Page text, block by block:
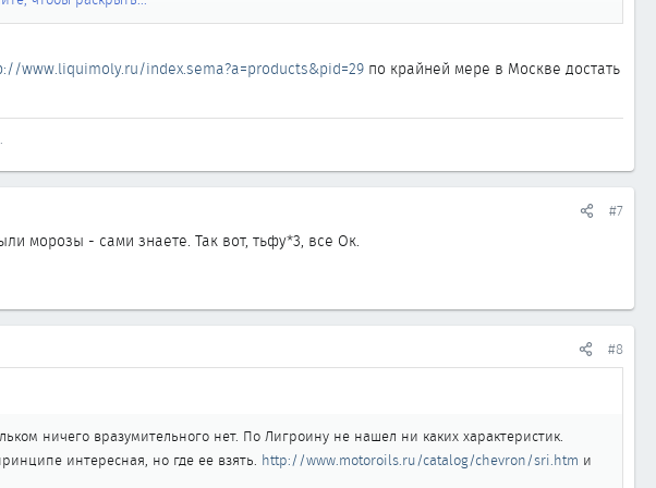
www.liquimoly.ru/index.sema?a=products&pid=29 по крайней мере в Москве достать
#7
морозы - сами знаете. Так вот, тьфу*3, все Ок.
#8
ничего вразумительного нет. По Лигроину не нашел ни каких характеристик.
интересная, но где ее взять. http://www.motoroils.ru/catalog/chevron/sri.htm и